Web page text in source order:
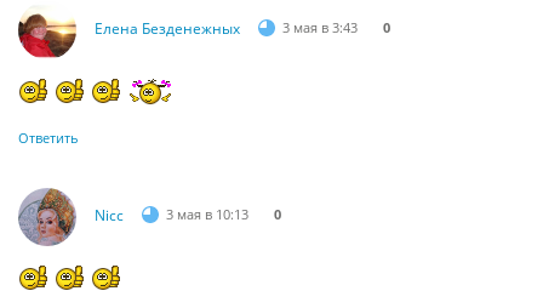
Елена Безденежных 3 мая в 3:43 0
Ответить
Nicc 3 мая в 10:13 0